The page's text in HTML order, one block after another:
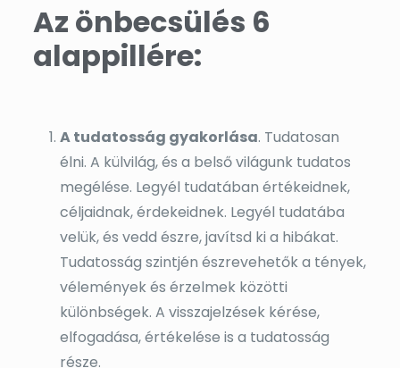
Az önbecsülés 6
alappillére:
A tudatosság gyakorlása. Tudatosan
élni. A külvilág, és a belső világunk tudatos
megélése. Legyél tudatában értékeidnek,
céljaidnak, érdekeidnek. Legyél tudatába
velük, és vedd észre, javítsd ki a hibákat.
Tudatosság szintjén észrevehetők a tények,
vélemények és érzelmek közötti
különbségek. A visszajelzések kérése,
elfogadása, értékelése is a tudatosság
része.